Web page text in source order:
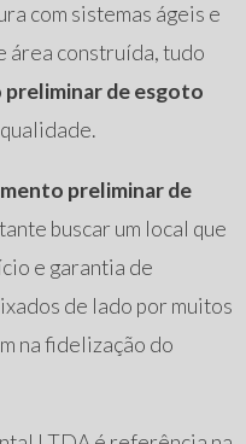
com sistemas ágeis e
área construída, tudo
de esgoto
preliminar de
buscar um local que
e garantia de
de lado por muitos
na fidelização do